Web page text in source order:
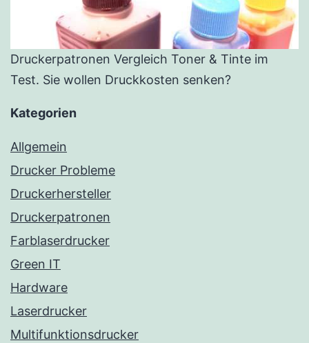
Druckerpatronen Vergleich Toner & Tinte im
Test. Sie wollen Druckkosten senken?
Kategorien
Allgemein
Drucker Probleme
Druckerhersteller
Druckerpatronen
Farblaserdrucker
Green IT
Hardware
Laserdrucker
Multifunktionsdrucker